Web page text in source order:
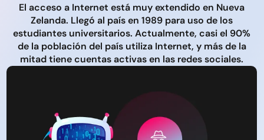
El acceso a Internet está muy extendido en Nueva
Zelanda. Llegó al país en 1989 para uso de los
estudiantes universitarios. Actualmente, casi el 90%
de la población del país utiliza Internet, y más de la
mitad tiene cuentas activas en las redes sociales.